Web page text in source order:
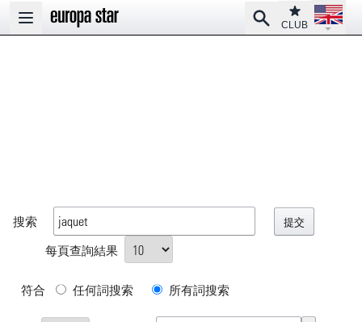
Open main menu
SearchClub
CLUB
Open
搜索
每頁查詢結果
符合 任何詞搜索 所有詞搜索